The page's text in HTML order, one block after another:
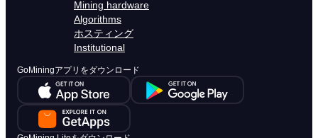
Mining hardware
Algorithms
ホスティング
Institutional
GoMiningアプリをダウンロード